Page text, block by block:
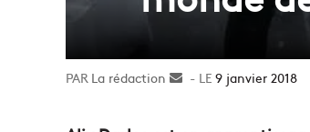
La rédaction
Envoyer9 janvier 2018